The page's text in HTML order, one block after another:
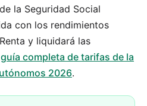
la Seguridad Social
con los rendimientos
y liquidará las
guía completa de tarifas de la
2026.